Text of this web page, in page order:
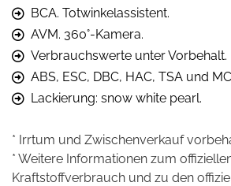
BCA. Totwinkelassistent.
AVM. 360°-Kamera.
Verbrauchswerte unter Vorbehalt.
ABS, ESC, DBC, HAC, TSA und
Lackierung: snow white pearl.
* Irrtum und Zwischenverkauf
* Weitere Informationen zum
Kraftstoffverbrauch und zu den